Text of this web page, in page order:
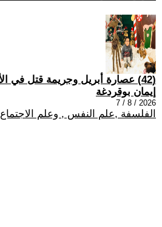
(42) عصارة أبريل وجريمة قتل في الأوساط الكنسيّة
إيمان بوقردغة
2026 / 8 / 7
الفلسفة ,علم النفس , وعلم الاجتماع